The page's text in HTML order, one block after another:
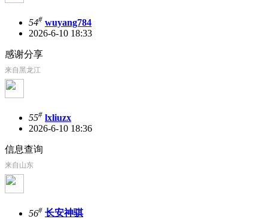
54# wuyang784
2026-6-10 18:33
感谢分享
来自黑龙江
55# lxliuzx
2026-6-10 18:36
信息查询
来自山东
56# 长安神骐